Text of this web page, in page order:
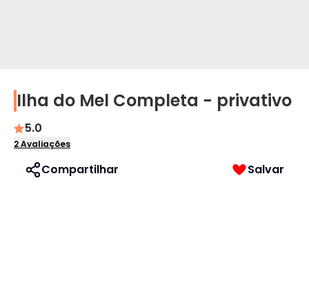
Perfil
Idioma
Português
Ilha do Mel Completa - privativo
5.0
2Avaliações
Compartilhar Salvar